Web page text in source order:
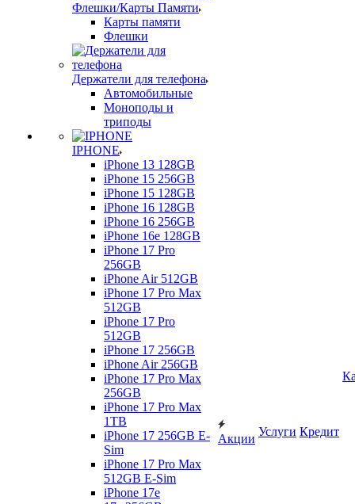
Флешки/Карты Памяти
Карты памяти
Флешки
Держатели для телефона
Автомобильные
Моноподы и
триподы
IPHONE
iPhone 13 128GB
iPhone 15 256GB
iPhone 15 128GB
iPhone 16 128GB
iPhone 16 256GB
iPhone 16e 128GB
iPhone 17 Pro
256GB
iPhone Air 512GB
iPhone 17 Pro Max
512GB
iPhone 17 Pro
512GB
iPhone 17 256GB
iPhone Air 256GB
iPhone 17 Pro Max
256GB
iPhone 17 Pro Max
1TB
iPhone 17 256GB E-
Sim
iPhone 17 Pro Max
512GB E-Sim
iPhone 17e
Акции
Услуги Кредит